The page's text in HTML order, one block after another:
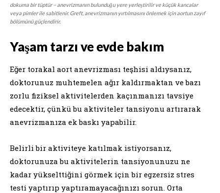
dokuma bir tüptür – anevrizmanın bulunduğu yere yerleştirilir ve küçük kancalar
veya pimler ile sabitlenir. Greft, anevrizmanın yırtılmasını önlemek için aortun zayıf
bölümünü güçlendirir.
Yaşam tarzı ve evde bakım
Eğer torakal aort anevrizması teşhisi aldıysanız,
doktorunuz muhtemelen ağır kaldırmaktan ve bazı
zorlu fiziksel aktivitelerden kaçınmanızı tavsiye
edecektir, çünkü bu aktiviteler tansiyonu artırarak
anevrizmanıza ek baskı yapabilir.
Belirli bir aktiviteye katılmak istiyorsanız,
doktorunuza bu aktivitelerin tansiyonunuzu ne
kadar yükselttiğini görmek için bir egzersiz stres
testi yaptırıp yaptıramayacağınızı sorun. Orta